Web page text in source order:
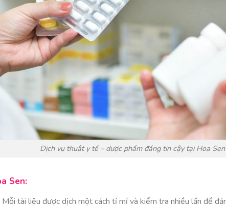
Dịch vụ thuật y tế – dược phẩm đáng tin cậy tại Hoa Sen
Sen:
Mỗi tài liệu được dịch một cách tỉ mỉ và kiểm tra nhiều lần để